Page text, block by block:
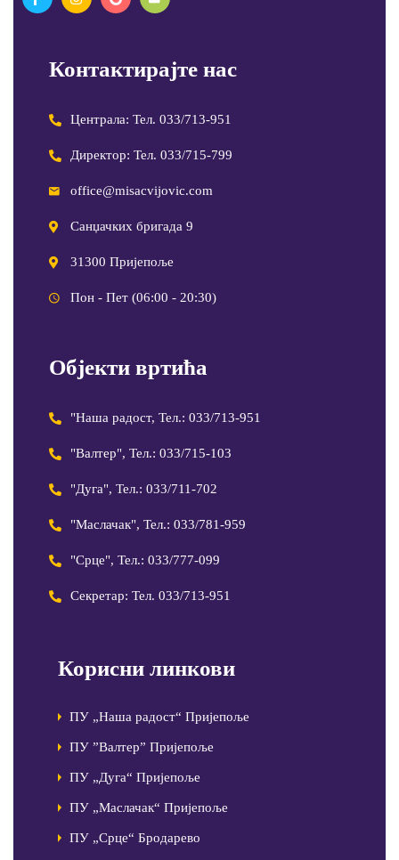
Контактирајте нас
Централа: Тел. 033/713-951
Директор: Тел. 033/715-799
office@misacvijovic.com
Санџачких бригада 9
31300 Пријепоље
Пон - Пет (06:00 - 20:30)
Објекти вртића
"Наша радост, Тел.: 033/713-951
"Валтер", Тел.: 033/715-103
"Дуга", Тел.: 033/711-702
"Маслачак", Тел.: 033/781-959
"Срце", Тел.: 033/777-099
Секретар: Тел. 033/713-951
Корисни линкови
ПУ „Наша радост“ Пријепоље
ПУ ”Валтер” Пријепоље
ПУ „Дуга“ Пријепоље
ПУ „Маслачак“ Пријепоље
ПУ „Срце“ Бродарево